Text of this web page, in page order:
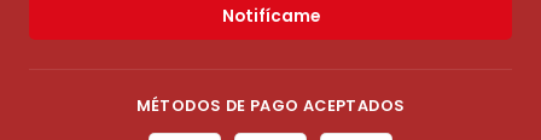
Notifícame
MÉTODOS DE PAGO ACEPTADOS